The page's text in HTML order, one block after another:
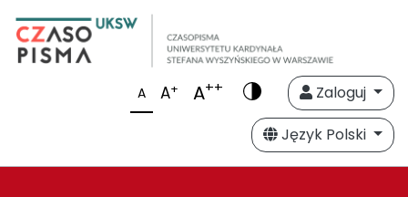
A A+ A++
Zaloguj
Język Polski